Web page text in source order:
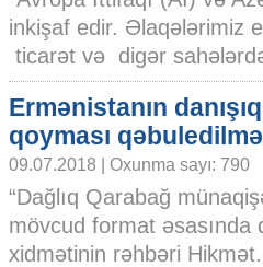
inkişaf edir. Əlaqələrimiz
ticarət və digər
Ermənistanın
qoyması
09.07.2018 | Oxunma sayı: 790
“Dağlıq Qarabağ
mövcud format əsasında
xidmətinin rəhbəri